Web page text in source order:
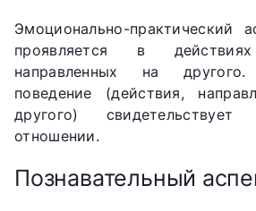
Эмоционально-практический
проявляется в
направленных на другого.
поведение (действия,
другого)
отношении.
Познавательный